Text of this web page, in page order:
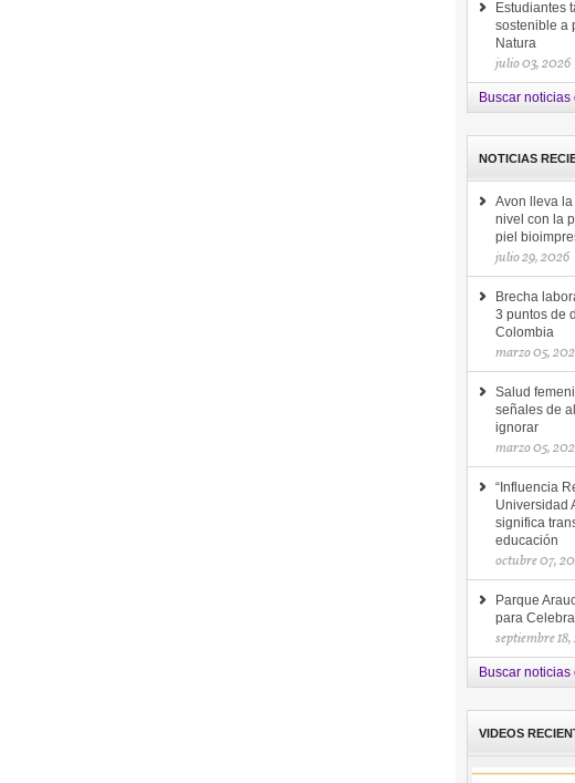
Estudiantes
sostenible a
Natura
julio 03, 2026
Buscar
NOTICIAS
Avon lleva
nivel con la
piel
julio 29, 2026
Brecha
3 puntos de
Colombia
marzo 05,
Salud
señales de
ignorar
marzo 05,
“Influencia
Universidad
significa
educación
octubre 07,
Parque
para
septiembre
Buscar noticias
VIDEOS